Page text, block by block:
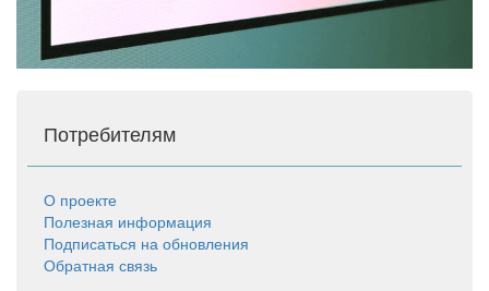
Потребителям
О проекте
Полезная информация
Подписаться на обновления
Обратная связь